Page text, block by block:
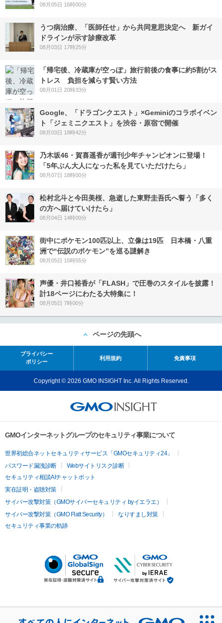
08月05日 16時00分
うつ病治療、「医師任せ」から共同意思決定へ 新ガイ
ドラインが示す診療改革
08月03日 17時25分
「帰宅後、冷蔵庫が空っぽ」旅行前後の食事に約5割がス
トレス 負担を減らす賢い方法
08月01日 20時33分
Google、「ドラゴンクエスト」×Geminiのコラボイベン
ト「ジェミニクエスト」を渋谷・原宿で開催
08月03日 18時42分
乃木坂46・賀喜遥香が週刊少年チャンピオンに登場！
「5年ぶん大人になった私を見ていただけたら」
08月07日 18時00分
松村北斗と今田美桜、急逝した東野圭吾氏へ誓う「多く
の方へ届けていけたら」
08月04日 14時00分
街中にポケモン100匹以上、立像は19匹 日本橋・八重
洲で“伝説のポケモン”を巡る謎解き
08月05日 15時55分
声優・井口裕香が「FLASH」で圧巻のスタイルを披露！
計18ページにわたる大特集に！
08月05日 7時00分
ページの先頭へ
プライバシー
ポリシー
利用規約 免責事項
Copyright © 2026 GMO INSIGHT Inc. All Rights Reserved.
GMOインターネットグループのセキュリティ事業について
世界初総合ネットセキュリティサービス「GMOセキュリティ24」
パスワード漏洩診断
Webサイトリスク診断
セキュリティ相談AIチャットボット
実在証明・盗聴対策
サイバー攻撃対策（GMOサイバーセキュリティ byイエラエ）
サイバー攻撃対策（GMO Flatt Security）
なりすまし対策
セキュリティ事業の軌跡